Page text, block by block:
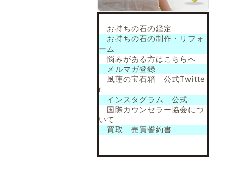
お持ちの石の鑑定
お持ちの石の制作・リフォ
ーム
悩みがある方はこちらへ
メルマガ登録
風蓮の宝石箱 公式Twitte
r
インスタグラム 公式
国際カウンセラー協会につ
いて
買取 売買誓約書